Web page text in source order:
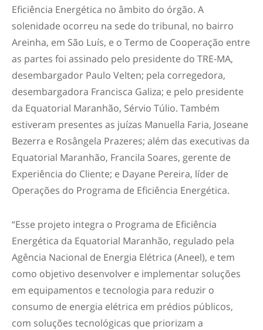
Eficiência Energética no âmbito do órgão. A
solenidade ocorreu na sede do tribunal, no bairro
Areinha, em São Luís, e o Termo de Cooperação entre
as partes foi assinado pelo presidente do TRE-MA,
desembargador Paulo Velten; pela corregedora,
desembargadora Francisca Galiza; e pelo presidente
da Equatorial Maranhão, Sérvio Túlio. Também
estiveram presentes as juízas Manuella Faria, Joseane
Bezerra e Rosângela Prazeres; além das executivas da
Equatorial Maranhão, Francila Soares, gerente de
Experiência do Cliente; e Dayane Pereira, líder de
Operações do Programa de Eficiência Energética.
“Esse projeto integra o Programa de Eficiência
Energética da Equatorial Maranhão, regulado pela
Agência Nacional de Energia Elétrica (Aneel), e tem
como objetivo desenvolver e implementar soluções
em equipamentos e tecnologia para reduzir o
consumo de energia elétrica em prédios públicos,
com soluções tecnológicas que priorizam a